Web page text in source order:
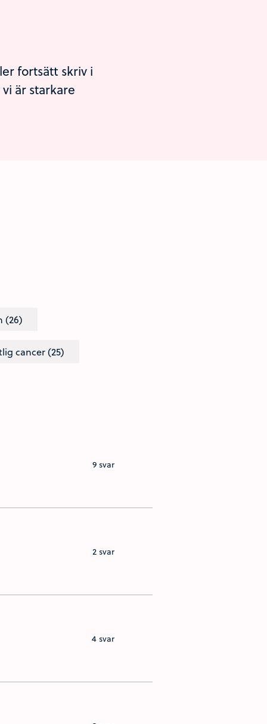
fortsätt skriv i
är starkare
(26)
cancer (25)
9 svar
2 svar
4 svar